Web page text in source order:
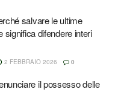
salvare le ultime
significa difendere interi
2 FEBBRAIO 2026 0
il possesso delle